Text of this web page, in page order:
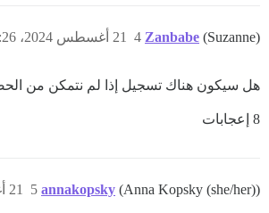
Zanbabe (Suzanne) 21 أغسطس 2024، 1:26م 4
هل سيكون هناك تسجيل إذا لم نتمكن من
8 إعجابات
annakopsky (Anna Kopsky (she/her)) 21 أغسطس 2024، 1:42م 5